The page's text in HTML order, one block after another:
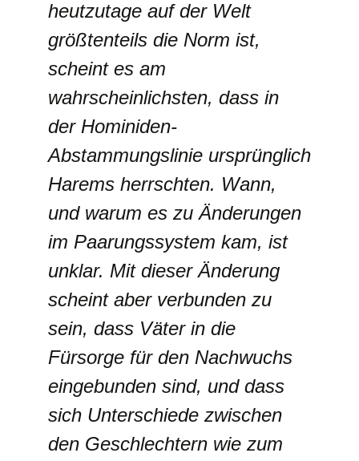
heutzutage auf der Welt
größtenteils die Norm ist,
scheint es am
wahrscheinlichsten, dass in
der Hominiden-
Abstammungslinie ursprünglich
Harems herrschten. Wann,
und warum es zu Änderungen
im Paarungssystem kam, ist
unklar. Mit dieser Änderung
scheint aber verbunden zu
sein, dass Väter in die
Fürsorge für den Nachwuchs
eingebunden sind, und dass
sich Unterschiede zwischen
den Geschlechtern wie zum